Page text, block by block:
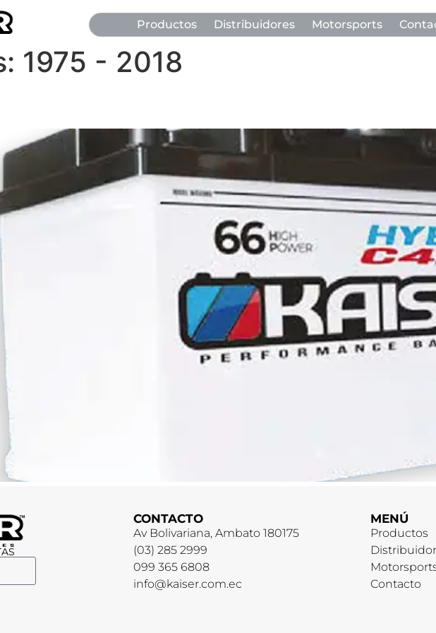
Productos Distribuidores Motorsports
1975 - 2018
CONTACTO
Av Bolivariana, Ambato 180175
(03) 285 2999
099 365 6808
info@kaiser.com.ec
MENÚ
Productos
Contacto